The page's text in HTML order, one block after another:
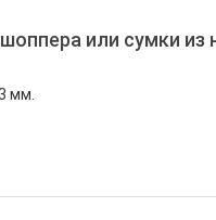
или сумки из
мм.